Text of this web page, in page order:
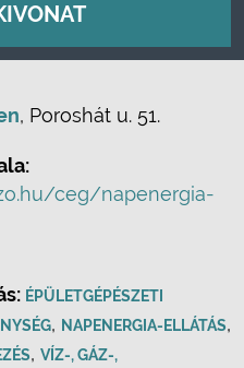
, Poroshát u. 51.
ceg/napenergia-
ÉPÜLETGÉPÉSZETI
, NAPENERGIA-ELLÁTÁS,
, VÍZ-, GÁZ-,